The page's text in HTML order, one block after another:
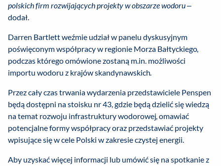
polskich firm rozwijających projekty w obszarze wodoru–
dodał.
Darren Bartlett weźmie udział w panelu dyskusyjnym
poświęconym współpracy w regionie Morza Bałtyckiego,
podczas którego omówione zostaną m.in. możliwości
importu wodoru z krajów skandynawskich.
Przez cały czas trwania wydarzenia przedstawiciele Penspen
będą dostępni na stoisku nr 43, gdzie będą dzielić się wiedzą
na temat rozwoju infrastruktury wodorowej, omawiać
potencjalne formy współpracy oraz przedstawiać projekty
wpisujące się w cele Polski w zakresie czystej energii.
Aby uzyskać więcej informacji lub umówić się na spotkanie z